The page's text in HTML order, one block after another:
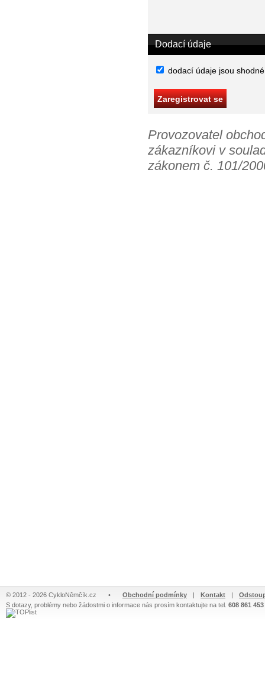
Dodací údaje
dodací údaje jsou
Provozovatel
zákazníkovi v
zákonem č. 101/
© 2012 - 2026 CykloNěmčík.cz • Obchodní podmínky | Kontakt |
S dotazy, problémy nebo žádostmi o informace nás prosím kontaktujte na tel. 608 861 453